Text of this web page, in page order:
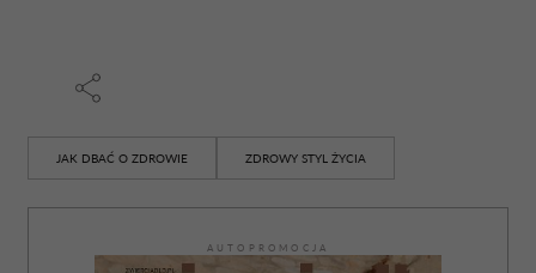
JAK DBAĆ O ZDROWIE ZDROWY STYL ŻYCIA
AUTOPROMOCJA